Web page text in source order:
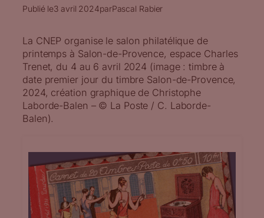
Publié le3 avril 2024parPascal Rabier
La CNEP organise le salon philatélique de
printemps à Salon-de-Provence, espace Charles
Trenet, du 4 au 6 avril 2024 (image : timbre à
date premier jour du timbre Salon-de-Provence,
2024, création graphique de Christophe
Laborde-Balen – © La Poste / C. Laborde-
Balen).